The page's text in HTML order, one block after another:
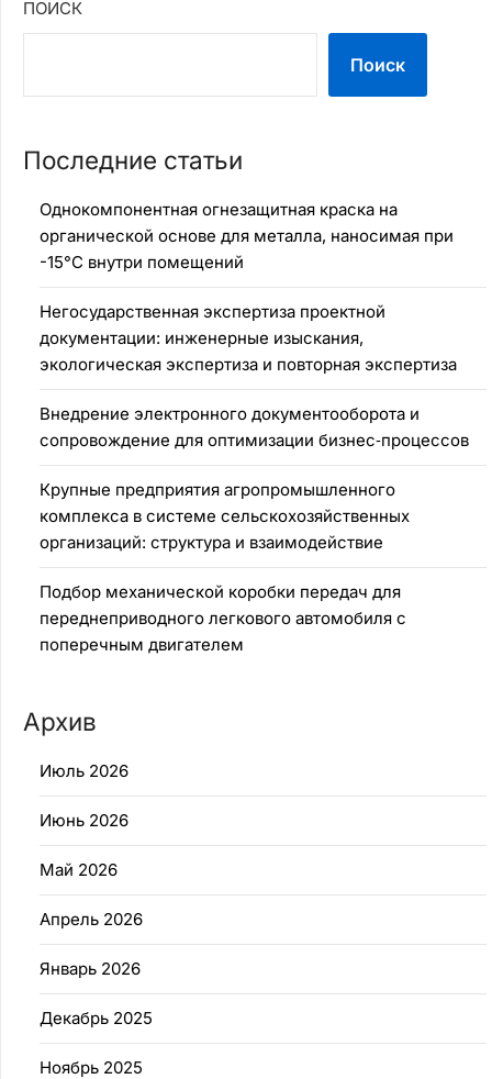
ПОИСК
Поиск
Последние статьи
Однокомпонентная огнезащитная краска на
органической основе для металла, наносимая при
-15°C внутри помещений
Негосударственная экспертиза проектной
документации: инженерные изыскания,
экологическая экспертиза и повторная экспертиза
Внедрение электронного документооборота и
сопровождение для оптимизации бизнес‑процессов
Крупные предприятия агропромышленного
комплекса в системе сельскохозяйственных
организаций: структура и взаимодействие
Подбор механической коробки передач для
переднеприводного легкового автомобиля с
поперечным двигателем
Архив
Июль 2026
Июнь 2026
Май 2026
Апрель 2026
Январь 2026
Декабрь 2025
Ноябрь 2025